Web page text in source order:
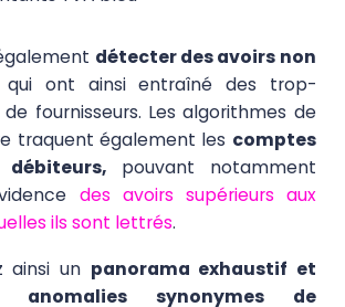
détecter des avoirs non
qui ont ainsi entraîné des trop-
fournisseurs. Les algorithmes de
traquent également les comptes
débiteurs,
pouvant notamment
des avoirs supérieurs aux
ils sont lettrés.
ainsi un panorama exhaustif et
anomalies synonymes de